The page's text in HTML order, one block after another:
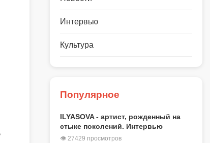
Интервью
Культура
Популярное
ILYASOVA - артист, рожденный на
стыке поколений. Интервью
👁 27429 просмотров